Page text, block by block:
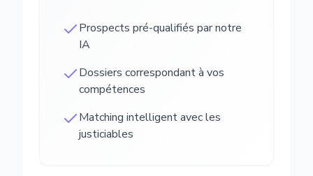
Prospects pré-qualifiés par notre
IA
Dossiers correspondant à vos
compétences
Matching intelligent avec les
justiciables